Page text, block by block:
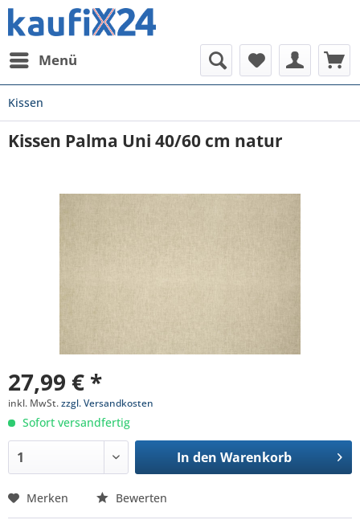
Menü
Kissen
Kissen Palma Uni 40/60 cm natur
27,99 € *
inkl. MwSt.zzgl. Versandkosten
Sofort versandfertig
In den Warenkorb
Merken Bewerten